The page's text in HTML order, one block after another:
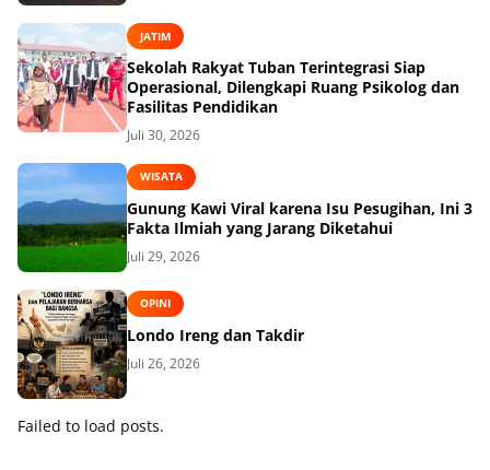
JATIM
Sekolah Rakyat Tuban Terintegrasi Siap
Operasional, Dilengkapi Ruang Psikolog dan
Fasilitas Pendidikan
Juli 30, 2026
WISATA
Gunung Kawi Viral karena Isu Pesugihan, Ini 3
Fakta Ilmiah yang Jarang Diketahui
Juli 29, 2026
OPINI
Londo Ireng dan Takdir
Juli 26, 2026
Failed to load posts.